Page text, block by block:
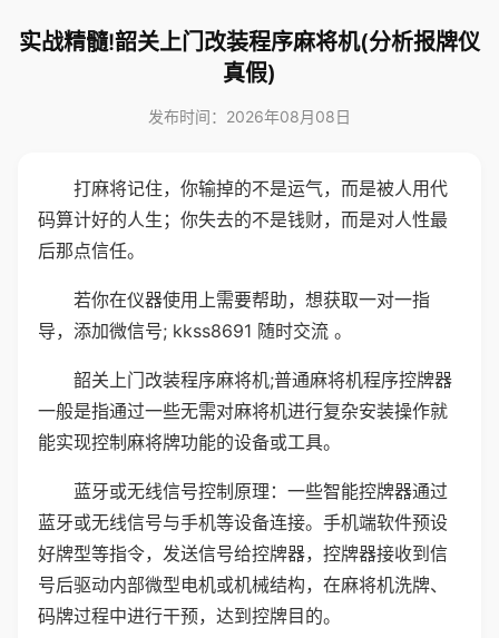
实战精髓!韶关上门改装程序麻将机(分析报牌仪
真假)
发布时间：2026年08月08日
打麻将记住，你输掉的不是运气，而是被人用代
码算计好的人生；你失去的不是钱财，而是对人性最
后那点信任。
若你在仪器使用上需要帮助，想获取一对一指
导，添加微信号; kkss8691 随时交流 。
韶关上门改装程序麻将机;普通麻将机程序控牌器
一般是指通过一些无需对麻将机进行复杂安装操作就
能实现控制麻将牌功能的设备或工具。
蓝牙或无线信号控制原理：一些智能控牌器通过
蓝牙或无线信号与手机等设备连接。手机端软件预设
好牌型等指令，发送信号给控牌器，控牌器接收到信
号后驱动内部微型电机或机械结构，在麻将机洗牌、
码牌过程中进行干预，达到控牌目的。